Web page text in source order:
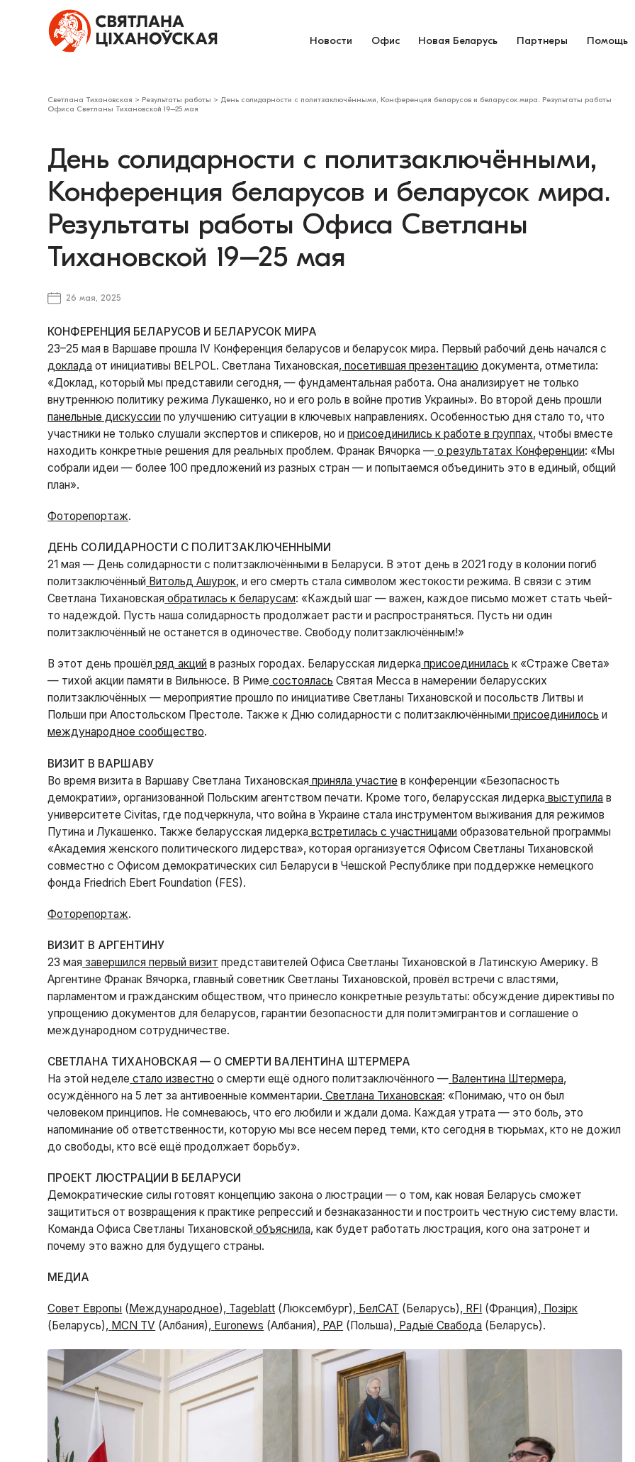
Новости Офис Новая Беларусь Партнеры Помощь
Светлана Тихановская > Результаты работы > День солидарности с политзаключёнными, Конференция беларусов и беларусок мира. Результаты работы
Офиса Светланы Тихановской 19–25 мая
День солидарности с политзаключёнными,
Конференция беларусов и беларусок мира.
Результаты работы Офиса Светланы
Тихановской 19–25 мая
26 мая, 2025
КОНФЕРЕНЦИЯ БЕЛАРУСОВ И БЕЛАРУСОК МИРА
23–25 мая в Варшаве прошла IV Конференция беларусов и беларусок мира. Первый рабочий день начался с
доклада от инициативы BELPOL. Светлана Тихановская, посетившая презентацию документа, отметила:
«Доклад, который мы представили сегодня, — фундаментальная работа. Она анализирует не только
внутреннюю политику режима Лукашенко, но и его роль в войне против Украины». Во второй день прошли
панельные дискуссии по улучшению ситуации в ключевых направлениях. Особенностью дня стало то, что
участники не только слушали экспертов и спикеров, но иприсоединились к работе в группах, чтобы вместе
находить конкретные решения для реальных проблем. Франак Вячорка — о результатах Конференции: «Мы
собрали идеи — более 100 предложений из разных стран — и попытаемся объединить это в единый, общий
план».
Фоторепортаж.
ДЕНЬ СОЛИДАРНОСТИ С ПОЛИТЗАКЛЮЧЕННЫМИ
21 мая — День солидарности с политзаключёнными в Беларуси. В этот день в 2021 году в колонии погиб
политзаключённый Витольд Ашурок, и его смерть стала символом жестокости режима. В связи с этим
Светлана Тихановская обратилась к беларусам: «Каждый шаг — важен, каждое письмо может стать чьей-
то надеждой. Пусть наша солидарность продолжает расти и распространяться. Пусть ни один
политзаключённый не останется в одиночестве. Свободу политзаключённым!»
В этот день прошёл ряд акций в разных городах. Беларусская лидерка присоединилась к «Страже Света»
— тихой акции памяти в Вильнюсе. В Риме состоялась Святая Месса в намерении беларусских
политзаключённых — мероприятие прошло по инициативе Светланы Тихановской и посольств Литвы и
Польши при Апостольском Престоле. Также к Дню солидарности с политзаключёнными присоединилось и
международное сообщество.
ВИЗИТ В ВАРШАВУ
Во время визита в Варшаву Светлана Тихановская приняла участие в конференции «Безопасность
демократии», организованной Польским агентством печати. Кроме того, беларусская лидерка выступила в
университете Civitas, где подчеркнула, что война в Украине стала инструментом выживания для режимов
Путина и Лукашенко. Также беларусская лидерка встретилась с участницами образовательной программы
«Академия женского политического лидерства», которая организуется Офисом Светланы Тихановской
совместно с Офисом демократических сил Беларуси в Чешской Республике при поддержке немецкого
фонда Friedrich Ebert Foundation (FES).
Фоторепортаж.
ВИЗИТ В АРГЕНТИНУ
23 мая завершился первый визит представителей Офиса Светланы Тихановской в Латинскую Америку. В
Аргентине Франак Вячорка, главный советник Светланы Тихановской, провёл встречи с властями,
парламентом и гражданским обществом, что принесло конкретные результаты: обсуждение директивы по
упрощению документов для беларусов, гарантии безопасности для политэмигрантов и соглашение о
международном сотрудничестве.
СВЕТЛАНА ТИХАНОВСКАЯ — О СМЕРТИ ВАЛЕНТИНА ШТЕРМЕРА
На этой неделе стало известно о смерти ещё одного политзаключённого — Валентина Штермера,
осуждённого на 5 лет за антивоенные комментарии. Светлана Тихановская: «Понимаю, что он был
человеком принципов. Не сомневаюсь, что его любили и ждали дома. Каждая утрата — это боль, это
напоминание об ответственности, которую мы все несем перед теми, кто сегодня в тюрьмах, кто не дожил
до свободы, кто всё ещё продолжает борьбу».
ПРОЕКТ ЛЮСТРАЦИИ В БЕЛАРУСИ
Демократические силы готовят концепцию закона о люстрации — о том, как новая Беларусь сможет
защититься от возвращения к практике репрессий и безнаказанности и построить честную систему власти.
Команда Офиса Светланы Тихановской объяснила, как будет работать люстрация, кого она затронет и
почему это важно для будущего страны.
МЕДИА
Совет Европы ( Международное), Tageblatt (Люксембург), БелСАТ (Беларусь), RFI (Франция), Позірк
(Беларусь), MCN TV (Албания), Euronews (Албания), PAP (Польша), Радыё Свабода (Беларусь).